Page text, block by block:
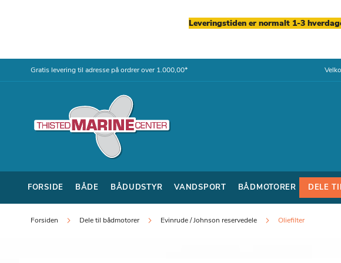
Leveringstiden er normalt 1-3
Gratis levering til adresse på ordrer over 1.000,00*Skip
FORSIDE BÅDE BÅDUDSTYR VANDSPORT BÅDMOTORER DELE
Forsiden Dele til bådmotorer Evinrude / Johnson reservedele Oliefilter